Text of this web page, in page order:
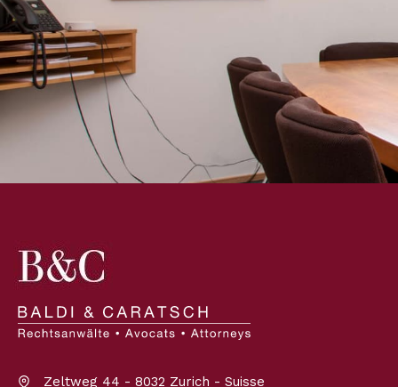
Zeltweg 44 - 8032 Zurich - Suisse